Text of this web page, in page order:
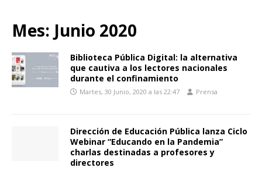
Mes: Junio 2020
Biblioteca Pública Digital: la alternativa
que cautiva a los lectores nacionales
durante el confinamiento
Martes, 30 Junio, 2020 a las 22:47 Prensa
Dirección de Educación Pública lanza Ciclo
Webinar “Educando en la Pandemia”
charlas destinadas a profesores y
directores